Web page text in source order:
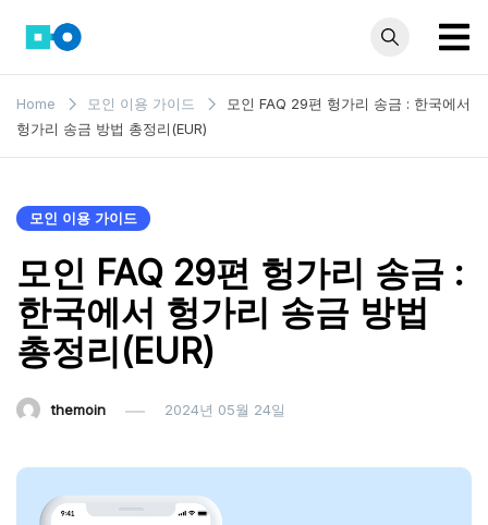
content
모인 해
외송금
까지 꼭 알아야 할
Home 모인 이용 가이드
모인 FAQ 29편 헝가리 송금 : 한국에서
헝가리 송금 방법 총정리(EUR)
모인 이용 가이드
모인 FAQ 29편 헝가리 송금 :
한국에서 헝가리 송금 방법
총정리(EUR)
themoin 2024년 05월 24일